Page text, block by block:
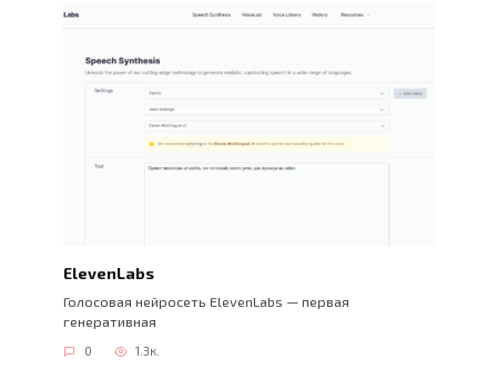
ElevenLabs
Голосовая нейросеть ElevenLabs — первая
генеративная
0 1.3к.